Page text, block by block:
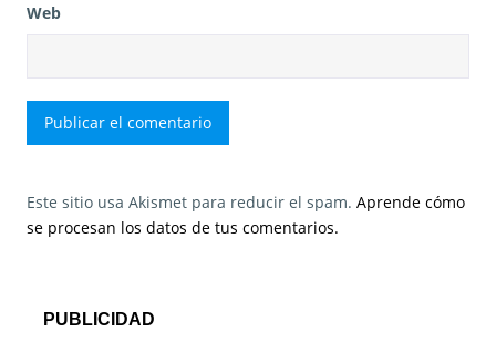
Web
Este sitio usa Akismet para reducir el spam. Aprende cómo
se procesan los datos de tus comentarios.
PUBLICIDAD